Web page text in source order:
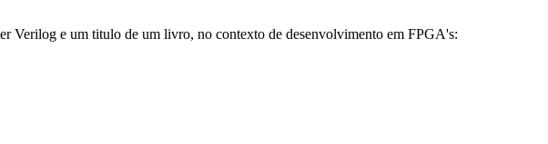
Verilog e um titulo de um livro, no contexto de desenvolvimento em FPGA's: